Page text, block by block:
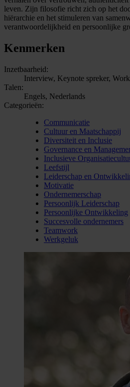
leven. Zijn filosofie richt zich op het
hiërarchie en het stimuleren van
verantwoordelijkheid en persoonlijke
Kenmerken
Inzetbaarheid:
Interview, Keynote spreker,
Talen:
Engels, Nederlands
Categorieën:
Communicatie
Cultuur en Maatschappij
Diversiteit en Inclusie
Governance en
Inclusieve
Leefstijl
Leiderschap en
Motivatie
Ondernemerschap
Persoonlijk Leiderschap
Persoonlijke Ontwikkeling
Succesvolle ondernemers
Teamwork
Werkgeluk